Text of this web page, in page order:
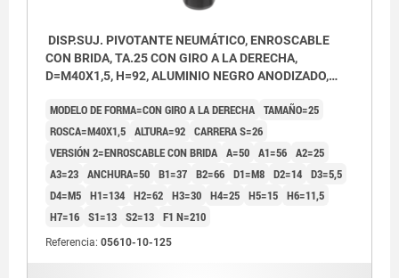
DISP.SUJ. PIVOTANTE NEUMÁTICO, ENROSCABLE
CON BRIDA, TA.25 CON GIRO A LA DERECHA,
D=M40X1,5, H=92, ALUMINIO NEGRO ANODIZADO,
MODELO DE FORMA=CON GIRO A LA DERECHA TAMAÑO=25
ROSCA=M40X1,5 ALTURA=92 CARRERA S=26
VERSIÓN 2=ENROSCABLE CON BRIDA A=50 A1=56 A2=25
A3=23 ANCHURA=50 B1=37 B2=66 D1=M8 D2=14 D3=5,5
D4=M5 H1=134 H2=62 H3=30 H4=25 H5=15 H6=11,5
H7=16 S1=13 S2=13 F1 N=210
Referencia: 05610-10-125